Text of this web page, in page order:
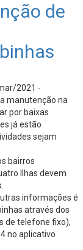
de
2021 -
manutenção na
por baixas
já estão
sejam
bairros
Ilhas devem
informações é
através dos
de telefone fixo),
no aplicativo